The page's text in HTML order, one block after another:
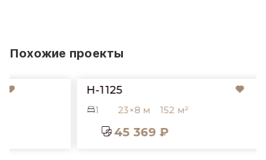
Похожие проекты
H-1125
23×8 м 152 м²
45 369 ₽